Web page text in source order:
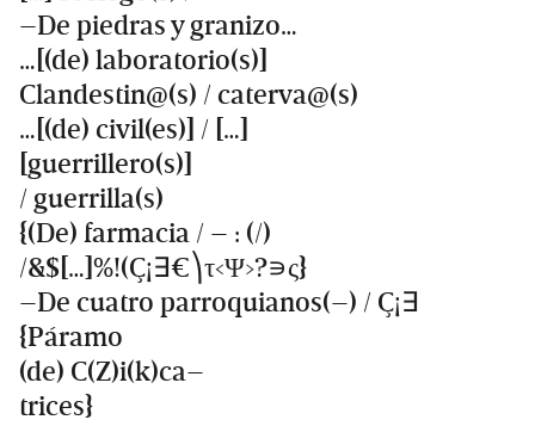
–De piedras y granizo…
…[(de) laboratorio(s)]
Clandestin@(s) / caterva@(s)
…[(de) civil(es)] / […]
[guerrillero(s)]
/ guerrilla(s)
{(De) farmacia / – : (/)
/&$[…]%!(Ç¡∃€⎞τ<Ψ>?∍ς}
–De cuatro parroquianos(–) / Ç¡∃
{Páramo
(de) C(Z)i(k)ca–
trices}